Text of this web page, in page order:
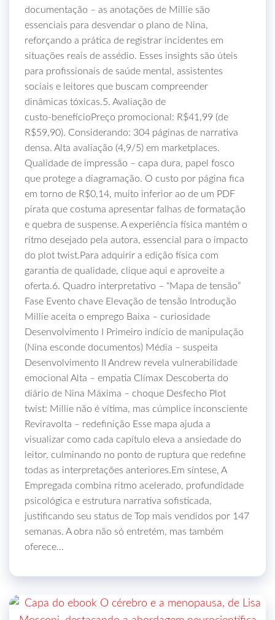
documentação – as anotações de Millie são
essenciais para desvendar o plano de Nina,
reforçando a prática de registrar incidentes em
situações reais de assédio. Esses insights são úteis
para profissionais de saúde mental, assistentes
sociais e leitores que buscam compreender
dinâmicas tóxicas.5. Avaliação de
custo‑benefícioPreço promocional: R$41,99 (de
R$59,90). Considerando: 304 páginas de narrativa
densa. Alta avaliação (4,9/5) em marketplaces.
Qualidade de impressão – capa dura, papel fosco
que protege a diagramação. O custo por página fica
em torno de R$0,14, muito inferior ao de um PDF
pirata que costuma apresentar falhas de formatação
e quebra de suspense. A experiência física mantém o
ritmo desejado pela autora, essencial para o impacto
do plot twist.Para adquirir a edição física com
garantia de qualidade, clique aqui e aproveite a
oferta.6. Quadro interpretativo – “Mapa de tensão”
Fase Evento chave Elevação de tensão Introdução
Millie aceita o emprego Baixa – curiosidade
Desenvolvimento I Primeiro indício de manipulação
(Nina esconde documentos) Média – suspeita
Desenvolvimento II Andrew revela vulnerabilidade
emocional Alta – empatia Clímax Descoberta do
diário de Nina Máxima – choque Desfecho Plot
twist: Millie não é vítima, mas cúmplice inconsciente
Reviravolta – redefinição Esse mapa ajuda a
visualizar como cada capítulo eleva a ansiedade do
leitor, culminando no ponto de ruptura que redefine
todas as interpretações anteriores.Em síntese, A
Empregada combina ritmo acelerado, profundidade
psicológica e estrutura narrativa sofisticada,
justificando seu status de Top mais vendidos por 147
semanas. A obra não só entretém, mas também
oferece…